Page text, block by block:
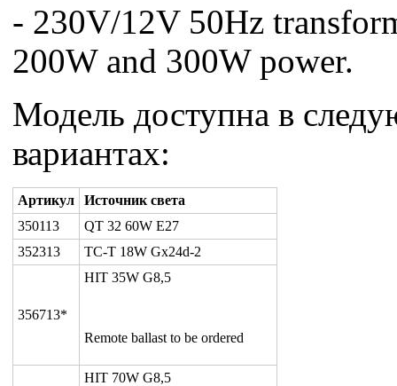
- 230V/12V 50Hz
200W and 300W power.
Модель доступна в
вариантах:
Артикул
Источник света
350113
QT 32 60W E27
352313
TC-T 18W Gx24d-2
356713*
HIT 35W G8,5
Remote ballast to be ordered
HIT 70W G8,5